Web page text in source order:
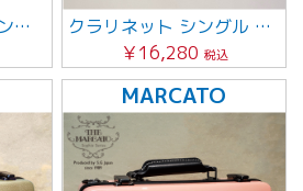
B♭クラリネット・シングル ケースカバー ステッチ：ブラック
クラリネット シングル 【ホワイト】グレーステッチ
￥16,280 税込
MARCATO